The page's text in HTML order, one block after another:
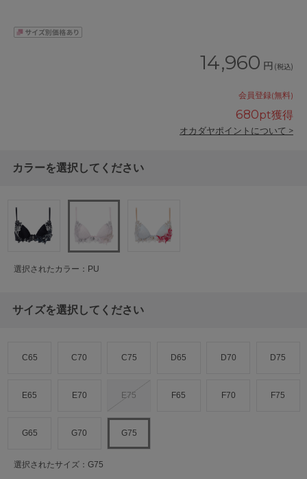
14,960 円 (税込)
会員登録(無料)
680pt獲得
オカダヤポイントについて >
カラーを選択してください
選択されたカラー：PU
サイズを選択してください
C65 C70 C75 D65 D70 D75
E65 E70 E75 F65 F70 F75
G65 G70 G75
選択されたサイズ：G75